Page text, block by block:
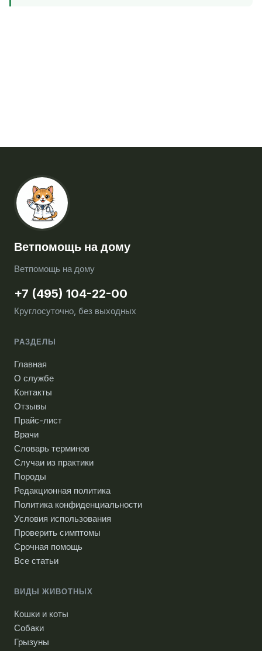
Ветпомощь на дому
Ветпомощь на дому
+7 (495) 104-22-00
Круглосуточно, без выходных
РАЗДЕЛЫ
Главная
О службе
Контакты
Отзывы
Прайс-лист
Врачи
Словарь терминов
Случаи из практики
Породы
Редакционная политика
Политика конфиденциальности
Условия использования
Проверить симптомы
Срочная помощь
Все статьи
ВИДЫ ЖИВОТНЫХ
Кошки и коты
Собаки
Грызуны